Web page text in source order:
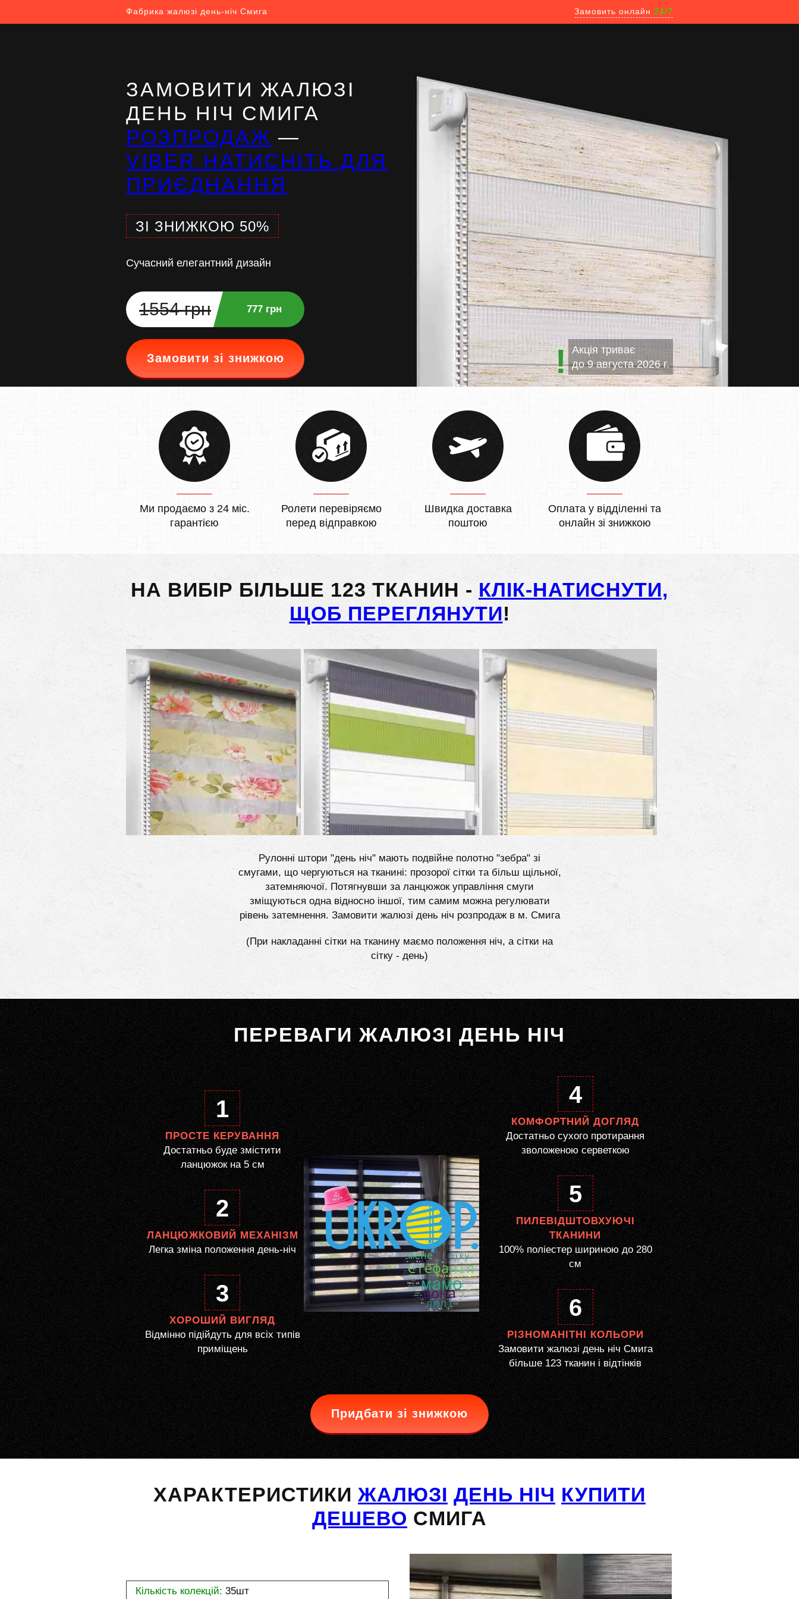
Фабрика жалюзі день-ніч Смига Замовить онлайн 24/7
ЗАМОВИТИ ЖАЛЮЗІ
ДЕНЬ НІЧ СМИГА
РОЗПРОДАЖ —
VIBER НАТИСНІТЬ ДЛЯ
ПРИЄДНАННЯ
ЗІ ЗНИЖКОЮ 50%
Сучасний елегантний дизайн
1554 грн 777 грн
Замовити зі знижкою
Акція триває
до9 августа 2026 г.
Ми продаємо з 24 міс.
гарантією
Ролети перевіряємо
перед відправкою
Швидка доставка
поштою
Оплата у відділенні та
онлайн зі знижкою
НА ВИБІР БІЛЬШЕ 123 ТКАНИН - КЛІК-НАТИСНУТИ,
ЩОБ ПЕРЕГЛЯНУТИ!
Рулонні штори "день ніч" мають подвійне полотно "зебра" зі
смугами, що чергуються на тканині: прозорої сітки та більш щільної,
затемняючої. Потягнувши за ланцюжок управління смуги
зміщуються одна відносно іншої, тим самим можна регулювати
рівень затемнення. Замовити жалюзі день ніч розпродаж в м. Смига
(При накладанні сітки на тканину маємо положення ніч, а сітки на
сітку - день)
ПЕРЕВАГИ ЖАЛЮЗІ ДЕНЬ НІЧ
1
ПРОСТЕ КЕРУВАННЯ
Достатньо буде змістити
ланцюжок на 5 см
2
ЛАНЦЮЖКОВИЙ МЕХАНІЗМ
Легка зміна положення день-ніч
3
ХОРОШИЙ ВИГЛЯД
Відмінно підійдуть для всіх типів
приміщень
4
КОМФОРТНИЙ ДОГЛЯД
Достатньо сухого протирання
зволоженою серветкою
5
ПИЛЕВІДШТОВХУЮЧІ
ТКАНИНИ
100% поліестер шириною до 280
см
6
РІЗНОМАНІТНІ КОЛЬОРИ
Замовити жалюзі день ніч Смига
більше 123 тканин і відтінків
Придбати зі знижкою
ХАРАКТЕРИСТИКИ ЖАЛЮЗІ ДЕНЬ НІЧ КУПИТИ
ДЕШЕВО СМИГА
Кількість колекцій: 35шт